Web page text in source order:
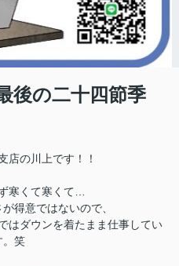
後の二十四節季
店の川上です！！
寒くて寒くて…
得意ではないので、
はダウンを着たまま仕事してい
。笑